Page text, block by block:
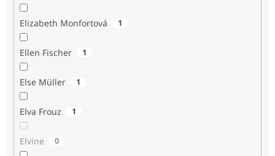
Elizabeth Monfortová 1
Ellen Fischer 1
Else Müller 1
Elva Frouz 1
Elvine 0